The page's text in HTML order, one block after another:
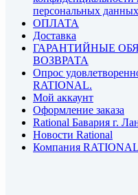
персональных данных
ОПЛАТА
Доставка
ГАРАНТИЙНЫЕ
ВОЗВРАТА
Опрос
RATIONAL.
Мой аккаунт
Оформление заказа
Rational Бавария г.
Новости Rational
Компания